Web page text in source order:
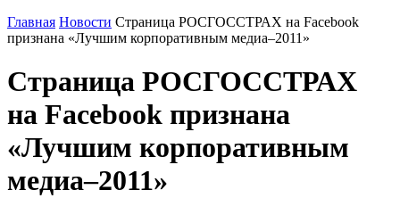
Главная Новости Страница РОСГОССТРАХ на Facebook
признана «Лучшим корпоративным медиа–2011»
Страница РОСГОССТРАХ
на Facebook признана
«Лучшим корпоративным
медиа–2011»